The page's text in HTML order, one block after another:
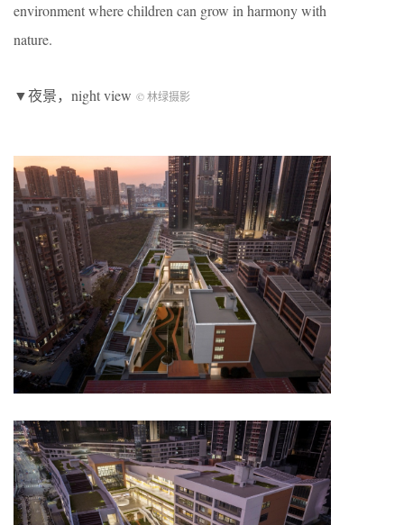
environment where children can grow in harmony with
nature.
▼夜景，night view © 林绿摄影